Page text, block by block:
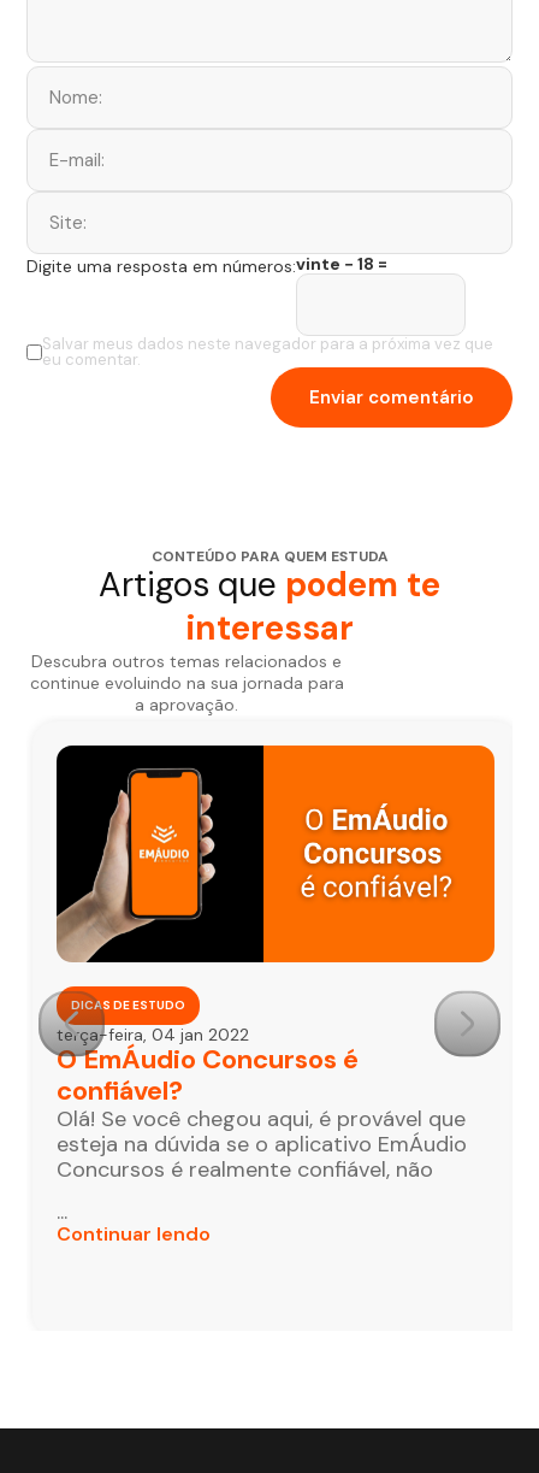
Salvar meus dados neste navegador para a próxima vez que
eu comentar.
Digite uma resposta em números:vinte − 18 =
CONTEÚDO PARA QUEM ESTUDA
Artigos que podem te
interessar
Descubra outros temas relacionados e
continue evoluindo na sua jornada para
a aprovação.
DICAS DE ESTUDO
terça-feira, 04 jan 2022
O EmÁudio Concursos é
confiável?
Olá! Se você chegou aqui, é provável que
esteja na dúvida se o aplicativo EmÁudio
Concursos é realmente confiável, não
...
Continuar lendo